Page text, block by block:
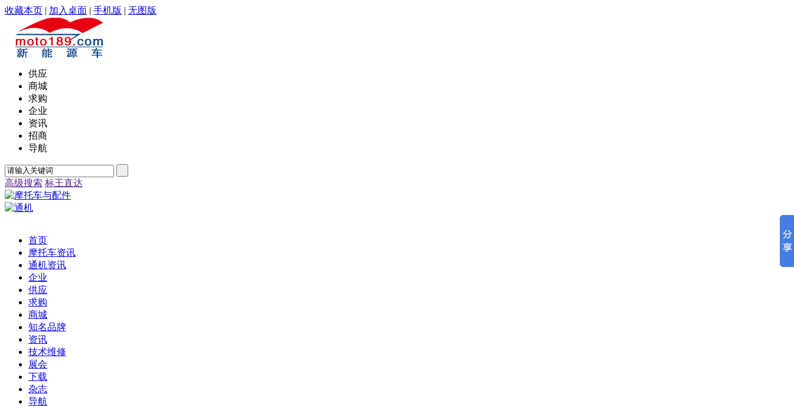
收藏本页 | 加入桌面 | 手机版 | 无图版
供应
商城
求购
企业
资讯
招商
导航
高级搜索 标王直达
首页
摩托车资讯
通机资讯
企业
供应
求购
商城
知名品牌
资讯
技术维修
展会
下载
杂志
导航